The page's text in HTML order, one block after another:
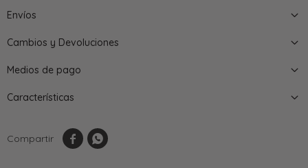
Envíos
Cambios y Devoluciones
Medios de pago
Características
 